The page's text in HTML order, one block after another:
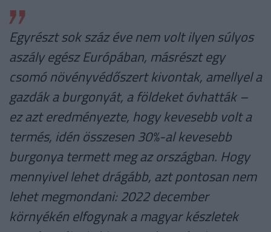
Egyrészt sok száz éve nem volt ilyen súlyos
aszály egész Európában, másrészt egy
csomó növényvédőszert kivontak, amellyel a
gazdák a burgonyát, a földeket óvhatták –
ez azt eredményezte, hogy kevesebb volt a
termés, idén összesen 30%-al kevesebb
burgonya termett meg az országban. Hogy
mennyivel lehet drágább, azt pontosan nem
lehet megmondani: 2022 december
környékén elfogynak a magyar készletek